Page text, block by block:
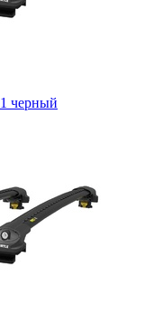
черный